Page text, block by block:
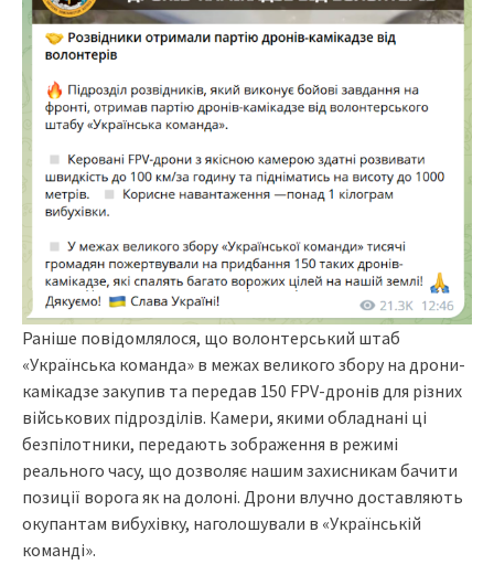
Раніше повідомлялося, що волонтерський штаб
«Українська команда» в межах великого збору на дрони-
камікадзе закупив та передав 150 FPV-дронів для різних
військових підрозділів. Камери, якими обладнані ці
безпілотники, передають зображення в режимі
реального часу, що дозволяє нашим захисникам бачити
позиції ворога як на долоні. Дрони влучно доставляють
окупантам вибухівку, наголошували в «Українській
команді».